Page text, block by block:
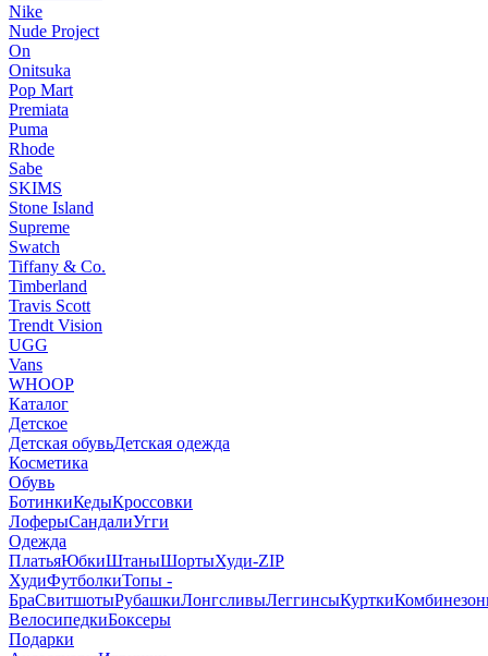
Nike
Nude Project
On
Onitsuka
Pop Mart
Premiata
Puma
Rhode
Sabe
SKIMS
Stone Island
Supreme
Swatch
Tiffany & Co.
Timberland
Travis Scott
Trendt Vision
UGG
Vans
WHOOP
Каталог
Детское
Детская обувьДетская одежда
Косметика
Обувь
БотинкиКедыКроссовки
ЛоферыСандалиУгги
Одежда
ПлатьяЮбкиШтаныШортыХуди-ZIP
ХудиФутболкиТопы -
БраСвитшотыРубашкиЛонгсливыЛеггинсыКуртки
ВелосипедкиБоксеры
Подарки